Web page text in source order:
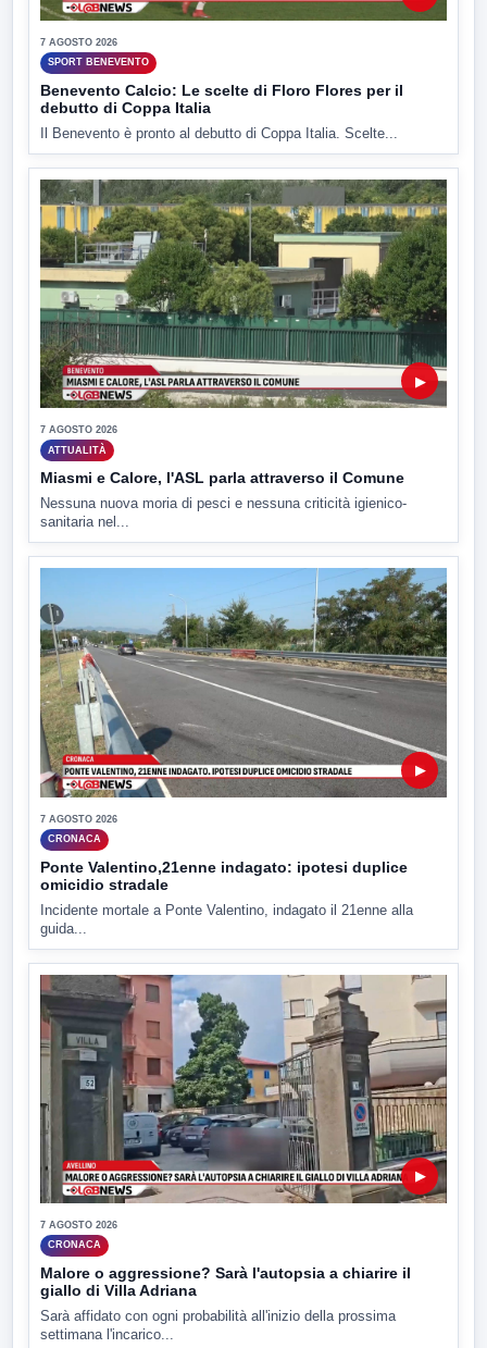
7 AGOSTO 2026
SPORT BENEVENTO
Benevento Calcio: Le scelte di Floro Flores per il
debutto di Coppa Italia
Il Benevento è pronto al debutto di Coppa Italia. Scelte...
▶
7 AGOSTO 2026
ATTUALITÀ
Miasmi e Calore, l'ASL parla attraverso il Comune
Nessuna nuova moria di pesci e nessuna criticità igienico-
sanitaria nel...
▶
7 AGOSTO 2026
CRONACA
Ponte Valentino,21enne indagato: ipotesi duplice
omicidio stradale
Incidente mortale a Ponte Valentino, indagato il 21enne alla
guida...
▶
7 AGOSTO 2026
CRONACA
Malore o aggressione? Sarà l'autopsia a chiarire il
giallo di Villa Adriana
Sarà affidato con ogni probabilità all'inizio della prossima
settimana l'incarico...